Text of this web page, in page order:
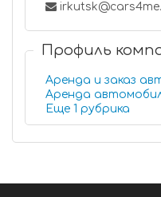
Профиль
Аренда и заказ
Аренда
Еще 1 рубрика